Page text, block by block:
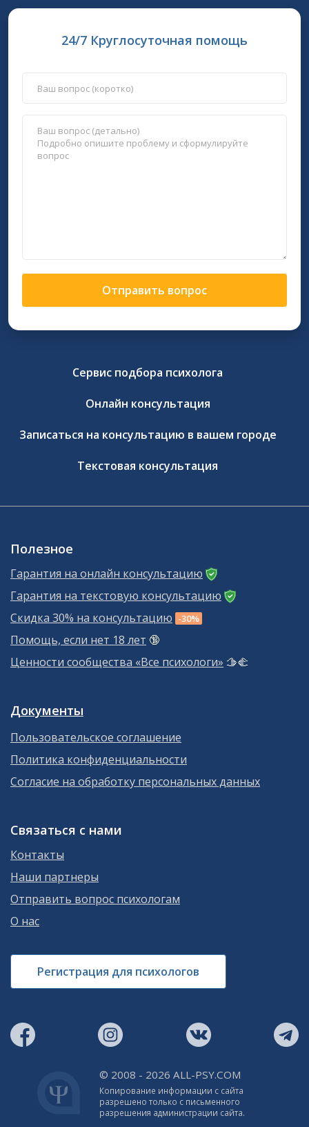
24/7 Круглосуточная помощь
Отправить вопрос
Сервис подбора психолога
Онлайн консультация
Записаться на консультацию в вашем городе
Текстовая консультация
Полезное
Гарантия на онлайн консультацию
Гарантия на текстовую консультацию
Скидка 30% на консультацию -30%
Помощь, если нет 18 лет 🔞
Ценности сообщества «Все психологи» 🫱‍🫲
Документы
Пользовательское соглашение
Политика конфиденциальности
Согласие на обработку персональных данных
Связаться с нами
Контакты
Наши партнеры
Отправить вопрос психологам
О нас
Регистрация для психологов
© 2008 - 2026 ALL-PSY.COM
Копирование информации с сайта
разрешено только с письменного
разрешения администрации сайта.